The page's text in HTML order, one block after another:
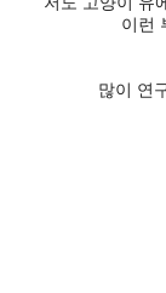
이런
많이 연